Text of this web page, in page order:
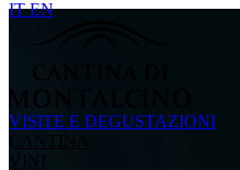
ITEN
VISITE E DEGUSTAZIONI